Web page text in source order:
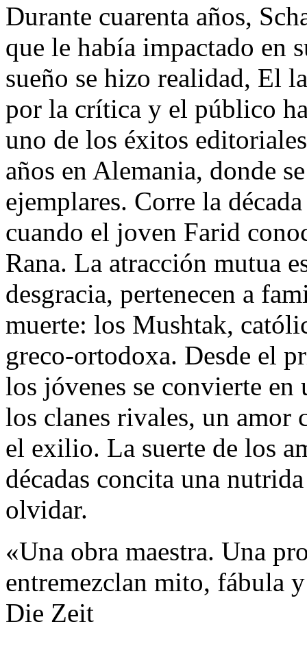
Durante cuarenta años,
que le había impactado en
sueño se hizo realidad, El
por la crítica y el público
uno de los éxitos
años en Alemania, donde
ejemplares. Corre la
cuando el joven Farid
Rana. La atracción mutua
desgracia, pertenecen a
muerte: los Mushtak,
greco-ortodoxa. Desde el
los jóvenes se convierte
los clanes rivales, un amor
el exilio. La suerte de los
décadas concita una
olvidar.
«Una obra maestra. Una
entremezclan mito, fábula
Die Zeit